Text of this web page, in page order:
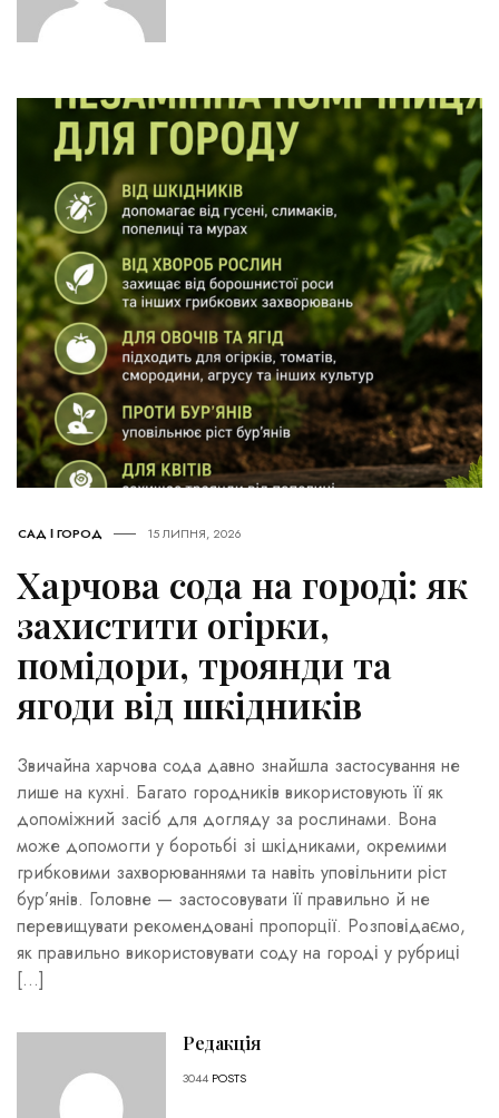
САД І ГОРОД 15 ЛИПНЯ, 2026
Харчова сода на городі: як
захистити огірки,
помідори, троянди та
ягоди від шкідників
Звичайна харчова сода давно знайшла застосування не
лише на кухні. Багато городників використовують її як
допоміжний засіб для догляду за рослинами. Вона
може допомогти у боротьбі зі шкідниками, окремими
грибковими захворюваннями та навіть уповільнити ріст
бур’янів. Головне — застосовувати її правильно й не
перевищувати рекомендовані пропорції. Розповідаємо,
як правильно використовувати соду на городі у рубриці
[…]
Редакція
3044 POSTS